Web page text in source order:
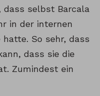
dass selbst Barcala
in der internen
So sehr, dass
dass sie die
Zumindest ein